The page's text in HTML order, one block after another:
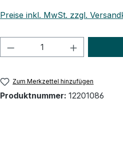
Preise inkl. MwSt. zzgl.
Produkt Anzahl:
Zum Merkzettel hinzufügen
Produktnummer: 12201086